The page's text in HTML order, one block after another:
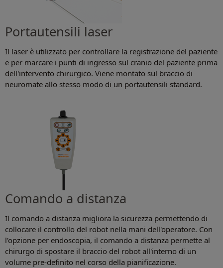
Portautensili laser
Il laser è utilizzato per controllare la registrazione del paziente
e per marcare i punti di ingresso sul cranio del paziente prima
dell'intervento chirurgico. Viene montato sul braccio di
neuromate allo stesso modo di un portautensili standard.
Comando a distanza
Il comando a distanza migliora la sicurezza permettendo di
collocare il controllo del robot nella mani dell'operatore. Con
l'opzione per endoscopia, il comando a distanza permette al
chirurgo di spostare il braccio del robot all'interno di un
volume pre-definito nel corso della pianificazione.